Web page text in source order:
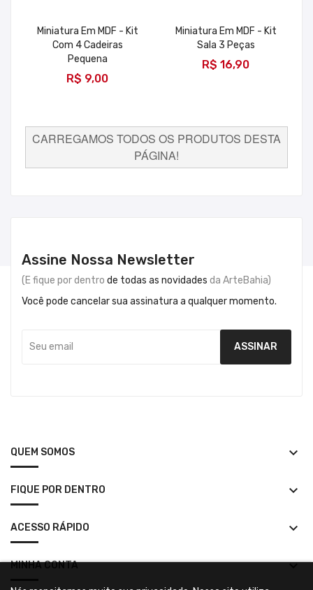
Miniatura Em MDF - Kit
Com 4 Cadeiras
Pequena
R$ 9,00
Miniatura Em MDF - Kit
Sala 3 Peças
R$ 16,90
CARREGAMOS TODOS OS PRODUTOS DESTA
PÁGINA!
Assine Nossa Newsletter
(E fique por dentro de todas as novidades da ArteBahia)
Você pode cancelar sua assinatura a qualquer momento.
QUEM SOMOS keyboard_arrow_down
FIQUE POR DENTRO keyboard_arrow_down
ACESSO RÁPIDO keyboard_arrow_down
MINHA CONTA keyboard_arrow_down